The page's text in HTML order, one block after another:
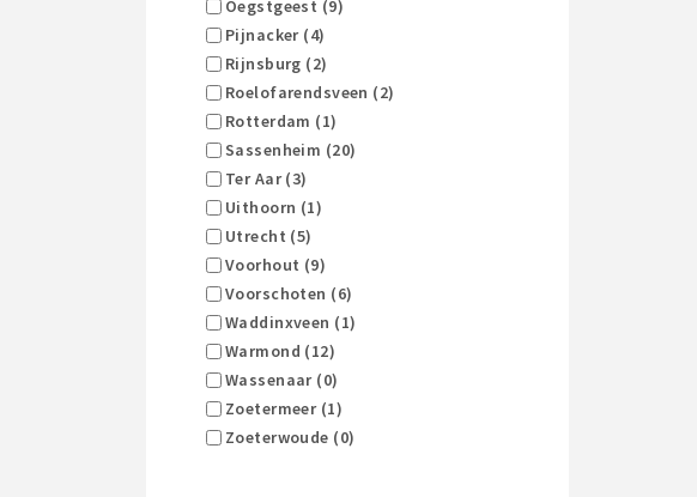
Oegstgeest (9)
Pijnacker (4)
Rijnsburg (2)
Roelofarendsveen (2)
Rotterdam (1)
Sassenheim (20)
Ter Aar (3)
Uithoorn (1)
Utrecht (5)
Voorhout (9)
Voorschoten (6)
Waddinxveen (1)
Warmond (12)
Wassenaar (0)
Zoetermeer (1)
Zoeterwoude (0)